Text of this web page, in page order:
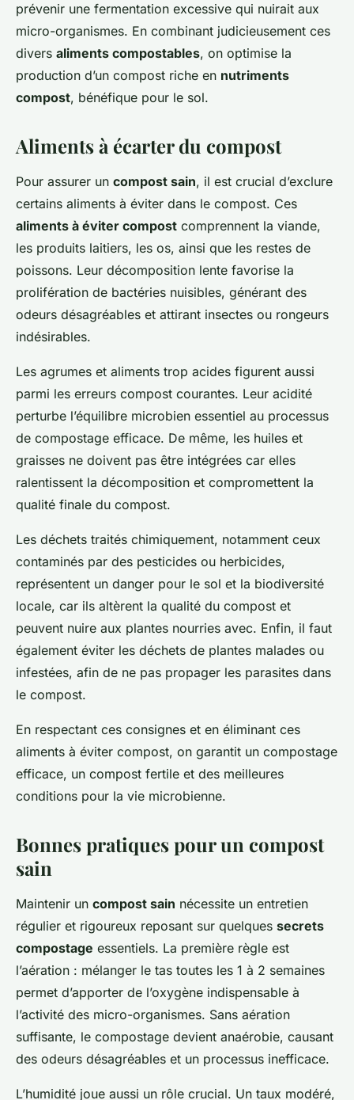
prévenir une fermentation excessive qui nuirait aux
micro-organismes. En combinant judicieusement ces
divers aliments compostables, on optimise la
production d’un compost riche en nutriments
compost, bénéfique pour le sol.
Aliments à écarter du compost
Pour assurer un compost sain, il est crucial d’exclure
certains aliments à éviter dans le compost. Ces
aliments à éviter compost comprennent la viande,
les produits laitiers, les os, ainsi que les restes de
poissons. Leur décomposition lente favorise la
prolifération de bactéries nuisibles, générant des
odeurs désagréables et attirant insectes ou rongeurs
indésirables.
Les agrumes et aliments trop acides figurent aussi
parmi les erreurs compost courantes. Leur acidité
perturbe l’équilibre microbien essentiel au processus
de compostage efficace. De même, les huiles et
graisses ne doivent pas être intégrées car elles
ralentissent la décomposition et compromettent la
qualité finale du compost.
Les déchets traités chimiquement, notamment ceux
contaminés par des pesticides ou herbicides,
représentent un danger pour le sol et la biodiversité
locale, car ils altèrent la qualité du compost et
peuvent nuire aux plantes nourries avec. Enfin, il faut
également éviter les déchets de plantes malades ou
infestées, afin de ne pas propager les parasites dans
le compost.
En respectant ces consignes et en éliminant ces
aliments à éviter compost, on garantit un compostage
efficace, un compost fertile et des meilleures
conditions pour la vie microbienne.
Bonnes pratiques pour un compost
sain
Maintenir un compost sain nécessite un entretien
régulier et rigoureux reposant sur quelques secrets
compostage essentiels. La première règle est
l’aération : mélanger le tas toutes les 1 à 2 semaines
permet d’apporter de l’oxygène indispensable à
l’activité des micro-organismes. Sans aération
suffisante, le compostage devient anaérobie, causant
des odeurs désagréables et un processus inefficace.
L’humidité joue aussi un rôle crucial. Un taux modéré,